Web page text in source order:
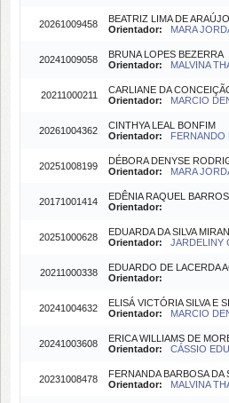
20261009458
BEATRIZ LIMA DE ARAÚJO
Orientador:
MARA
20241009058
BRUNA LOPES BEZERRA
Orientador:
MALVINA
20211000211
CARLIANE DA
Orientador:
MARCIO
20261004362
CINTHYA LEAL BONFIM
Orientador:
FERNANDO
20251008199
DÉBORA DENYSE
Orientador:
MARA
20171001414
EDÊNIA RAQUEL
Orientador:
20251000628
EDUARDA DA SILVA
Orientador:
JARDELINY
20211000338
EDUARDO DE LACERDA
Orientador:
20241004632
ELISÁ VICTÓRIA SILVA E
Orientador:
MARCIO
20241003608
ERICA WILLIAMS DE
Orientador:
CÁSSIO
20231008478
FERNANDA BARBOSA DA
Orientador:
MALVINA